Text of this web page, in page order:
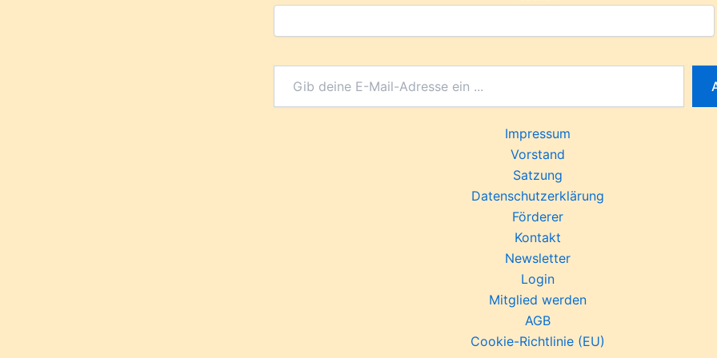
Impressum
Vorstand
Satzung
Datenschutzerklärung
Förderer
Kontakt
Newsletter
Login
Mitglied werden
AGB
Cookie-Richtlinie (EU)